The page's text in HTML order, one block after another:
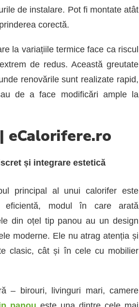
de instalare. Pot fi montate atât
corectă.
la variațiile termice face ca riscul
de redus. Această greutate
renovările sunt realizate rapid,
de a face modificări ample la
eCalorifere.ro
și integrare estetică
principal al unui calorifer este
eficientă, modul în care arată
din oțel tip panou au un design
moderne. Ele nu atrag atenția și
clasic, cât și în cele cu mobilier
– birouri, livinguri mari, camere